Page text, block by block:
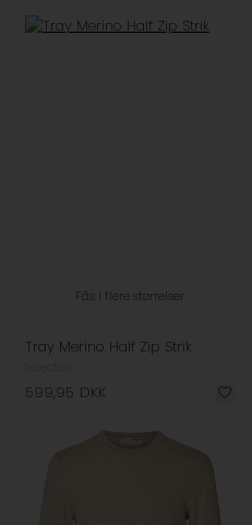
Fås i flere størrelser
Tray Merino Half Zip Strik
599,95 DKK